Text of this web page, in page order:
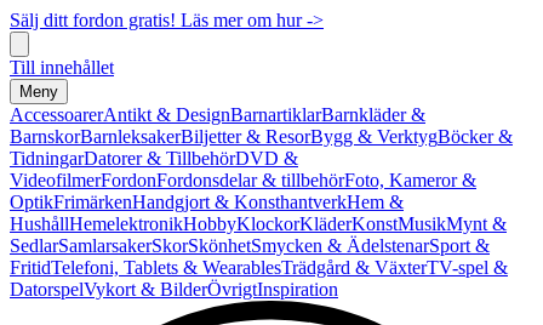
Sälj ditt fordon gratis! Läs mer om hur ->
Till innehållet
Meny
AccessoarerAntikt & DesignBarnartiklarBarnkläder &
BarnskorBarnleksakerBiljetter & ResorBygg & VerktygBöcker &
TidningarDatorer & TillbehörDVD &
VideofilmerFordonFordonsdelar & tillbehörFoto, Kameror &
OptikFrimärkenHandgjort & KonsthantverkHem &
HushållHemelektronikHobbyKlockorKläderKonstMusikMynt &
SedlarSamlarsakerSkorSkönhetSmycken & ÄdelstenarSport &
FritidTelefoni, Tablets & WearablesTrädgård & VäxterTV-spel &
DatorspelVykort & BilderÖvrigtInspiration